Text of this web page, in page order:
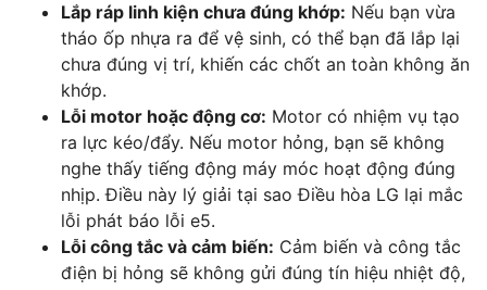
Lắp ráp linh kiện chưa đúng khớp: Nếu bạn vừa
tháo ốp nhựa ra để vệ sinh, có thể bạn đã lắp lại
chưa đúng vị trí, khiến các chốt an toàn không ăn
khớp.
Lỗi motor hoặc động cơ: Motor có nhiệm vụ tạo
ra lực kéo/đẩy. Nếu motor hỏng, bạn sẽ không
nghe thấy tiếng động máy móc hoạt động đúng
nhịp. Điều này lý giải tại sao Điều hòa LG lại mắc
lỗi phát báo lỗi e5.
Lỗi công tắc và cảm biến: Cảm biến và công tắc
điện bị hỏng sẽ không gửi đúng tín hiệu nhiệt độ,